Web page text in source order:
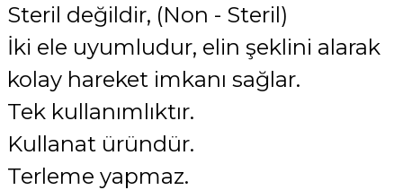
Steril değildir, (Non - Steril)
İki ele uyumludur, elin şeklini alarak
kolay hareket imkanı sağlar.
Tek kullanımlıktır.
Kullanat üründür.
Terleme yapmaz.